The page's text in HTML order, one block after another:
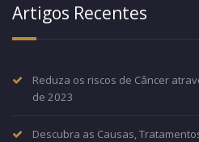
Artigos Recentes
Reduza os riscos de Câncer
de 2023
Descubra as Causas,